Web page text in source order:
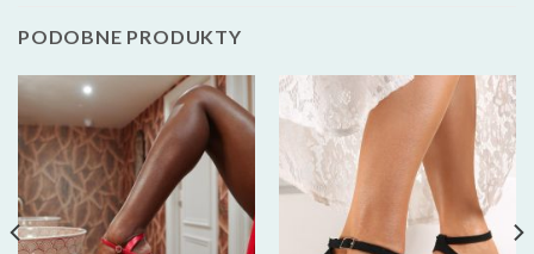
PODOBNE PRODUKTY